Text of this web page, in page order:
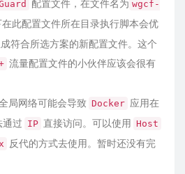
配置文件，在文件名为 wgcf-
此配置文件所在目录执行脚本会优
符合所选方案的新配置文件。这个
流量配置文件的小伙伴应该会很有
局网络可能会导致 Docker 应用在
通过 IP 直接访问。可以使用 Host
反代的方式去使用。暂时还没有完